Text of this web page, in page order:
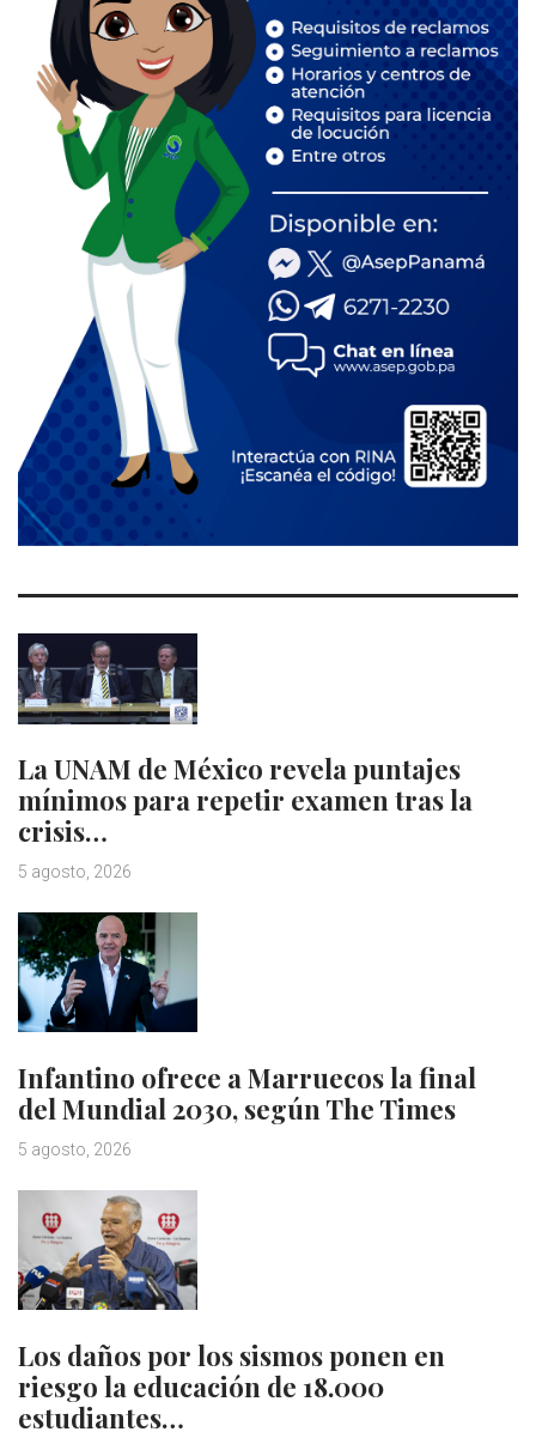
La UNAM de México revela puntajes
mínimos para repetir examen tras la
crisis…
5 agosto, 2026
Infantino ofrece a Marruecos la final
del Mundial 2030, según The Times
5 agosto, 2026
Los daños por los sismos ponen en
riesgo la educación de 18.000
estudiantes…